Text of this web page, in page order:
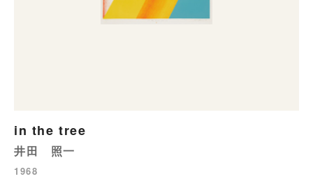
in the tree
井田 照一
1968